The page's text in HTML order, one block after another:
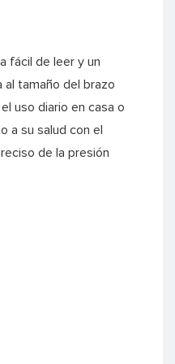
fácil de leer y un
tamaño del brazo
uso diario en casa o
a su salud con el
de la presión